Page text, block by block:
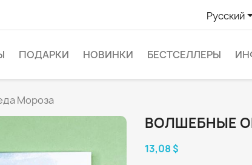
Русский
ПОДАРКИ НОВИНКИ БЕСТСЕЛЛЕРЫ
Мороза
ВОЛШЕБНЫЕ
13,08 $